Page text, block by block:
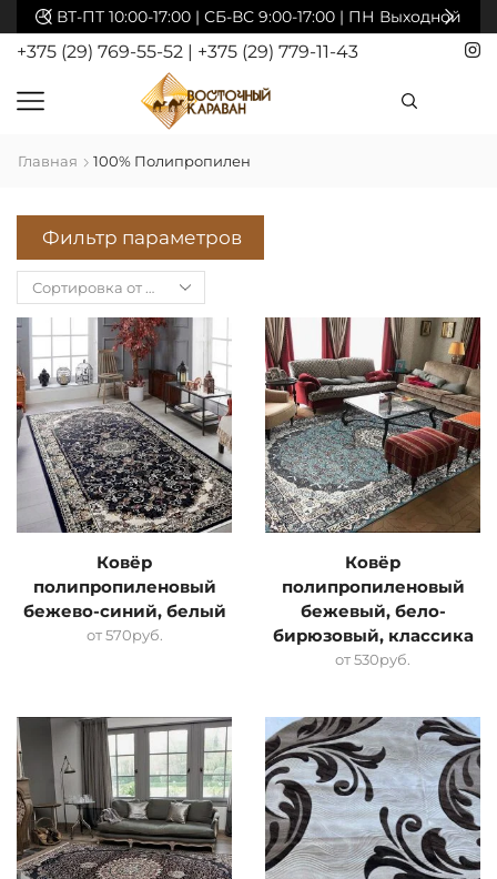
ВТ-ПТ 10:00-17:00 | СБ-ВС 9:00-17:00 | ПН Выходной
+375 (29) 769-55-52 | +375 (29) 779-11-43
Главная 100% Полипропилен
Фильтр параметров
Ковёр
полипропиленовый
бежево-синий, белый
от570руб.
Ковёр
полипропиленовый
бежевый, бело-
бирюзовый, классика
от530руб.